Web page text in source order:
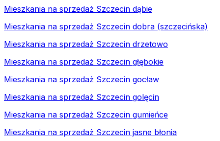
Mieszkania na sprzedaż Szczecin dąbie
Mieszkania na sprzedaż Szczecin dobra (szczecińska)
Mieszkania na sprzedaż Szczecin drzetowo
Mieszkania na sprzedaż Szczecin głębokie
Mieszkania na sprzedaż Szczecin gocław
Mieszkania na sprzedaż Szczecin golęcin
Mieszkania na sprzedaż Szczecin gumieńce
Mieszkania na sprzedaż Szczecin jasne błonia